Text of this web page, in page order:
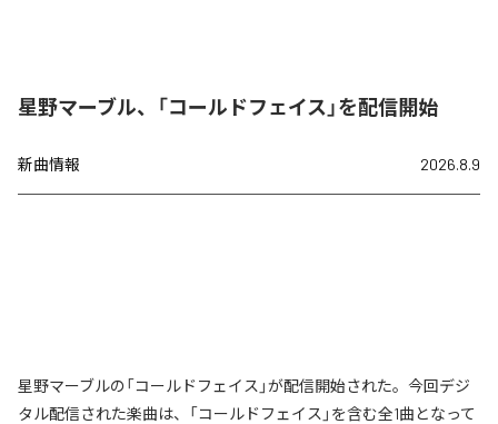
星野マーブル、「コールドフェイス」を配信開始
新曲情報 2026.8.9
星野マーブルの「コールドフェイス」が配信開始された。今回デジ
タル配信された楽曲は、「コールドフェイス」を含む全1曲となって